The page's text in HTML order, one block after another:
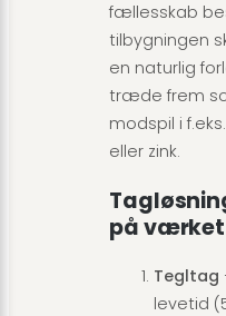
fællesskab
tilbygningen
en naturlig
træde frem
modspil i
eller zink.
på værket
Tegltag
levetid